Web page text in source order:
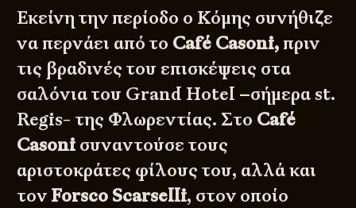
Εκείνη την περίοδο ο Κόμης συνήθιζε
να περνάει από το Café Casoni, πριν
τις βραδινές του επισκέψεις στα
σαλόνια του Grand Hotel –σήμερα st.
Regis- της Φλωρεντίας. Στο Café
Casoni συναντούσε τους
αριστοκράτες φίλους του, αλλά και
τον Forsco Scarselli, στον οποίο